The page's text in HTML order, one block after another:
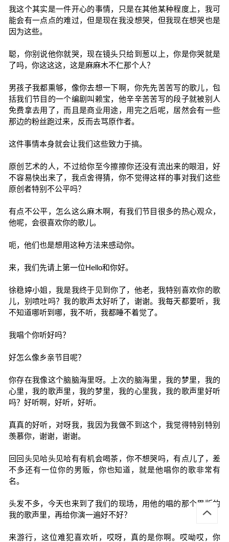
我这个其实是一件开心的事情，只是在其他某种程度上，我可
能会有一点点的难过，但是现在我没想哭，但我现在想哭也是
因为这些。
聪，你别说他你就哭，现在镜头只给到葱以上，你是你哭就是
了吗，你这这这，这是麻麻木不仁那个人？
男孩子我都熏够，像你去想一下啊，你先先苦苦写的歌儿，包
括我们节目的一个编剧叫赖宝，他辛辛苦苦写的段子就被别人
免费拿去用了，而且是商业用途，用完之后呢，居然会有一些
那边的粉丝跑过来，反而去骂原作者。
这件事情本身就会让我们这些致力于搞。
原创艺术的人，不过给你至今擦擦你还没有流出来的眼泪，好
不容易快出来了，我点舍得猜，你不觉得这样的事对我们这些
原创者特别不公平吗？
有点不公平，怎么这么麻木啊，有我们节目很多的热心观众，
他呢，会很喜欢你的歌儿。
呃，他们也是想用这种方法来感动你。
来，我们先请上第一位Hello和你好。
徐稳婷小姐，我是我终于见到你了，他老，我特别喜欢你的歌
儿，别喷吐吗？我的歌声太好听了，谢谢。我每天都要听，我
不知道哪听到哪，我不听，我都睡不着觉了。
我唱个你听好吗？
好怎么像乡亲节目呢？
你存在我像这个脑脑海里呀。上次的脑海里，我的梦里，我的
心里，我的歌声里，我的梦里，我的心里我，我的歌声里好听
吗？好听啊，好听，好听。
真真的好听，对呀我，我因为我做不到这个，我觉得特别特别
羡慕你，谢谢，谢谢。
回回头见哈头见哈有有机会喝茶，你不想哭吗，有点儿了，差
不多还有一位你的男贩，你也知道，就是他唱你的歌非常有
名。
头发不多，今天也来到了我们的现场，用他的唱的那个男版的
我的歌声里，再给你演一遍好不好？
来游行，这位难犯喜欢听，哎呀，真的是你啊。哎呦哎，你